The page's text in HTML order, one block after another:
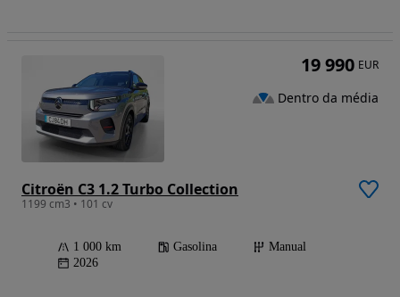
Citroën C3 1.2 Turbo Collection
1199 cm3 • 101 cv
1 000 km Gasolina
Manual
2026
19 990 EUR
Dentro da média